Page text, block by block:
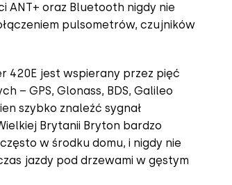
ANT+ oraz Bluetooth nigdy nie
pulsometrów, czujników
420E jest wspierany przez pięć
– GPS, Glonass, BDS, Galileo
szybko znaleźć sygnał
Brytanii Bryton bardzo
w środku domu, i nigdy nie
jazdy pod drzewami w gęstym